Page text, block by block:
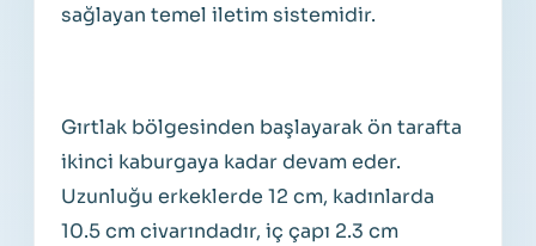
sağlayan temel iletim sistemidir.
Gırtlak bölgesinden başlayarak ön tarafta
ikinci kaburgaya kadar devam eder.
Uzunluğu erkeklerde 12 cm, kadınlarda
10.5 cm civarındadır, iç çapı 2.3 cm